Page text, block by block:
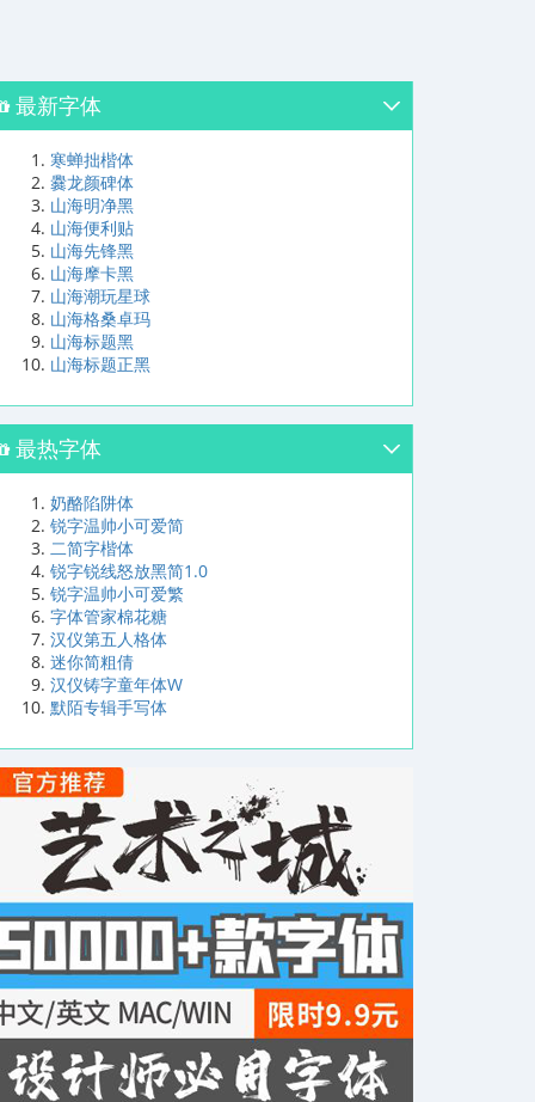
最新字体
寒蝉拙楷体
爨龙颜碑体
山海明净黑
山海便利贴
山海先锋黑
山海摩卡黑
山海潮玩星球
山海格桑卓玛
山海标题黑
山海标题正黑
最热字体
奶酪陷阱体
锐字温帅小可爱简
二简字楷体
锐字锐线怒放黑简1.0
锐字温帅小可爱繁
字体管家棉花糖
汉仪第五人格体
迷你简粗倩
汉仪铸字童年体W
默陌专辑手写体